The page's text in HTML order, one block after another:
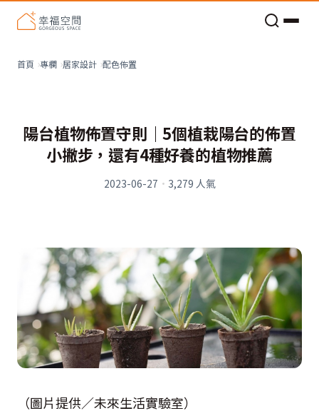
首頁 專欄 居家設計 配色佈置
陽台植物佈置守則｜5個植栽陽台的佈置
小撇步，還有4種好養的植物推薦
2023-06-27 · 3,279 人氣
（圖片提供／未來生活實驗室）